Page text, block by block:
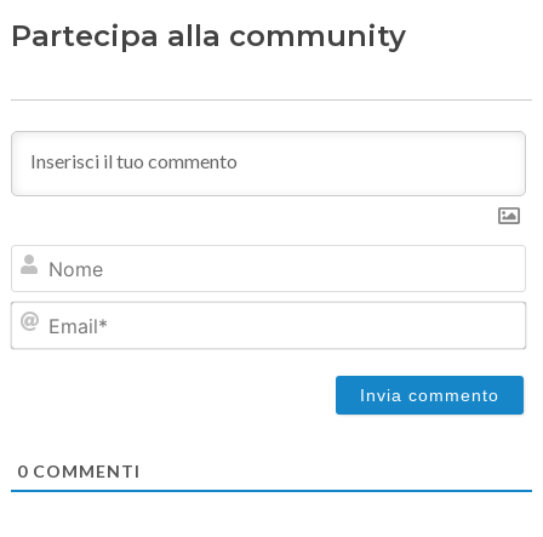
Partecipa alla community
0COMMENTI